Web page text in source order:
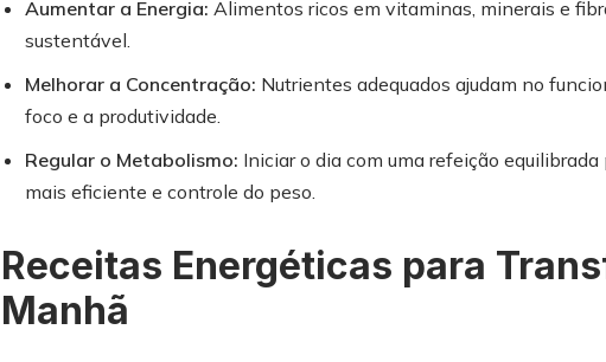
Aumentar a Energia: Alimentos ricos em vitaminas, minerais e
sustentável.
Melhorar a Concentração: Nutrientes adequados ajudam no
foco e a produtividade.
Regular o Metabolismo: Iniciar o dia com uma refeição
mais eficiente e controle do peso.
Receitas Energéticas para
Manhã